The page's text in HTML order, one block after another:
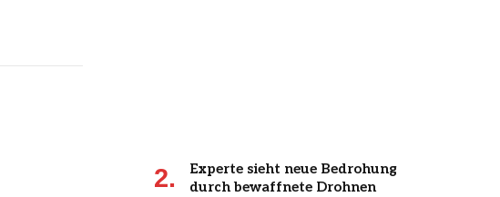
Experte sieht neue Bedrohung
durch bewaffnete Drohnen